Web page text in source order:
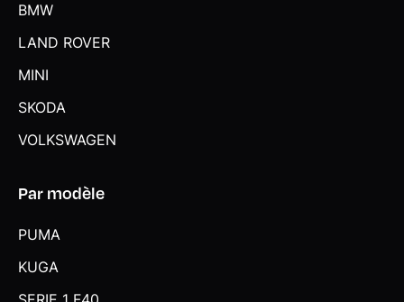
BMW
LAND ROVER
MINI
SKODA
VOLKSWAGEN
Par modèle
PUMA
KUGA